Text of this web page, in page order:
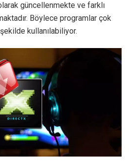
güncellenmekte ve farklı
Böylece programlar çok
kullanılabiliyor.